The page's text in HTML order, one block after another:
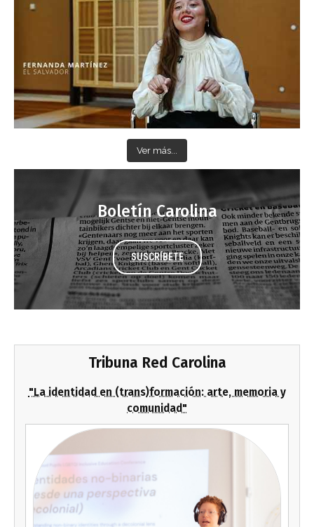
Ver más...
Boletín Carolina
SUSCRÍBETE
Tribuna Red Carolina
"La identidad en (trans)formación: arte, memoria y
comunidad"